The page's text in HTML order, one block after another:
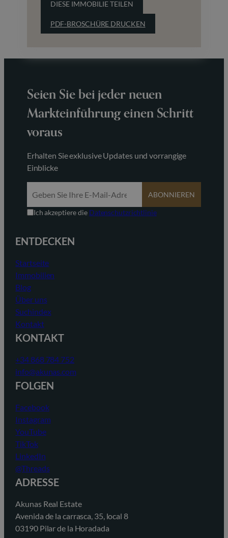
DIESE IMMOBILIE TEILEN
PDF-BROSCHÜRE DRUCKEN
Seien Sie bei jeder neuen
Markteinführung einen Schritt
voraus
Erhalten Sie exklusive Updates und vorrangige
Einblicke
ABONNIEREN
Ich akzeptiere die Datenschutzrichtlinie
ENTDECKEN
Startseite
Immobilien
Blog
Über uns
Suchindex
Kontakt
KONTAKT
+34 868 784 752
info@akunas.com
FOLGEN
Facebook
Instagram
YouTube
TikTok
LinkedIn
@Threads
ADRESSE
Akunas Real Estate
Avenida de la carrasca, 35, local 8
03190 Pilar de la Horadada